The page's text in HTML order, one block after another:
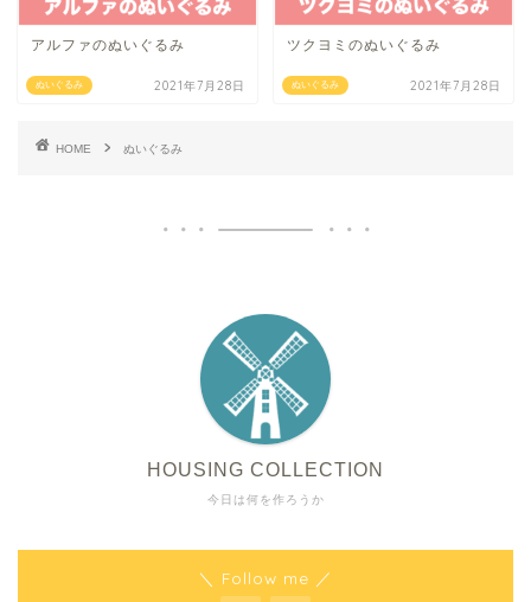
ぬいぐるみ
アルファのぬいぐるみ
2021年7月28日 ぬいぐるみ
ツクヨミのぬいぐるみ
2021年7月28日
HOME ぬいぐるみ
今日は何を作ろうか
HOUSING COLLECTION
＼ Follow me ／